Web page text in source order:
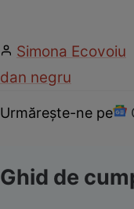
Simona Ecovoiu
dan negru
Urmărește-ne pe
Ghid de